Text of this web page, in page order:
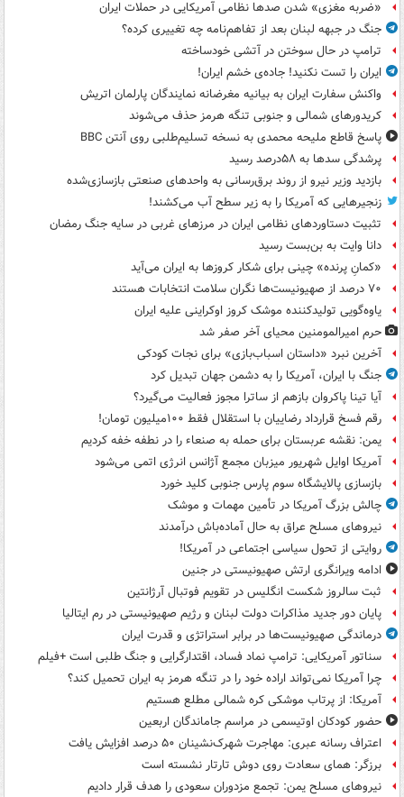
«ضربه مغزی» شدن صدها نظامی آمریکایی در حملات ایران
جنگ در جبهه لبنان بعد از تفاهم‌نامه چه تغییری کرده؟
ترامپ در حال سوختن در آتشی خودساخته
ایران را تست نکنید! جاده‌ی خشم ایران!
واکنش سفارت ایران به بیانیه مغرضانه نمایندگان پارلمان اتریش
کریدورهای شمالی و جنوبی تنگه هرمز حذف می‌شوند
پاسخ قاطع ملیحه محمدی به نسخه تسلیم‌طلبی روی آنتن BBC
پرشدگی سدها به ۵۸درصد رسید
بازدید وزیر نیرو از روند برق‌رسانی به واحدهای صنعتی بازسازی‌شده
زنجیرهایی که آمریکا را به زیر سطح آب می‌کشند!
تثبیت دستاوردهای نظامی ایران در مرزهای غربی در سایه جنگ رمضان
دانا وایت به بن‌بست رسید
«کمانِ پرنده» چینی برای شکار کروزها به ایران می‌آید
۷۰ درصد از صهیونیست‌ها نگران سلامت انتخابات هستند
یاوه‌گویی تولیدکننده موشک کروز اوکراینی علیه ایران
حرم امیرالمومنین محیای آخر صفر شد
آخرین نبرد «داستان اسباب‌بازی» برای نجات کودکی
جنگ با ایران، آمریکا را به دشمن جهان تبدیل کرد
آیا تینا پاکروان بازهم از ساترا مجوز فعالیت می‌گیرد؟
رقم فسخ قرارداد رضاییان با استقلال فقط ۱۰۰میلیون تومان!
یمن: نقشه عربستان برای حمله به صنعاء را در نطفه خفه کردیم
آمریکا اوایل شهریور میزبان مجمع آژانس انرژی اتمی می‌شود
بازسازی پالایشگاه سوم پارس جنوبی کلید خورد
چالش بزرگ آمریکا در تأمین مهمات و موشک
نیروهای مسلح عراق به حال آماده‌باش درآمدند
روایتی از تحول سیاسی اجتماعی در آمریکا!
ادامه ویرانگری ارتش صهیونیستی در جنین
ثبت سالروز شکست انگلیس در تقویم فوتبال آرژانتین
پایان دور جدید مذاکرات دولت لبنان و رژیم صهیونیستی در رم ایتالیا
درماندگی صهیونیست‌ها در برابر استراتژی و قدرت ایران
سناتور آمریکایی: ترامپ نماد فساد، اقتدارگرایی و جنگ طلبی است +فیلم
چرا آمریکا نمی‌تواند اراده خود را در تنگه هرمز به ایران تحمیل کند؟
آمریکا: از پرتاب موشکی کره شمالی مطلع هستیم
حضور کودکان اوتیسمی در مراسم جاماندگان اربعین
اعتراف رسانه عبری: مهاجرت شهرک‌نشینان ۵۰ درصد افزایش یافت
برزگر: همای سعادت روی دوش تارتار نشسته است
نیروهای مسلح یمن: تجمع مزدوران سعودی را هدف قرار دادیم